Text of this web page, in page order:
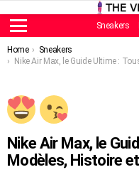
Menu
Sneakers
You are here:
Home
Sneakers
Nike Air Max, le Guide Ultime :
Nike Air Max, le
Modèles, Histoire